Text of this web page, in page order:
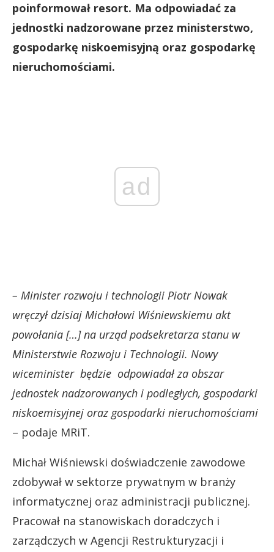
poinformował resort. Ma odpowiadać za
jednostki nadzorowane przez ministerstwo,
gospodarkę niskoemisyjną oraz gospodarkę
nieruchomościami.
ad
– Minister rozwoju i technologii Piotr Nowak
wręczył dzisiaj Michałowi Wiśniewskiemu akt
powołania […] na urząd podsekretarza stanu w
Ministerstwie Rozwoju i Technologii. Nowy
wiceminister będzie odpowiadał za obszar
jednostek nadzorowanych i podległych, gospodarki
niskoemisyjnej oraz gospodarki nieruchomościami
– podaje MRiT.
Michał Wiśniewski doświadczenie zawodowe
zdobywał w sektorze prywatnym w branży
informatycznej oraz administracji publicznej.
Pracował na stanowiskach doradczych i
zarządczych w Agencji Restrukturyzacji i